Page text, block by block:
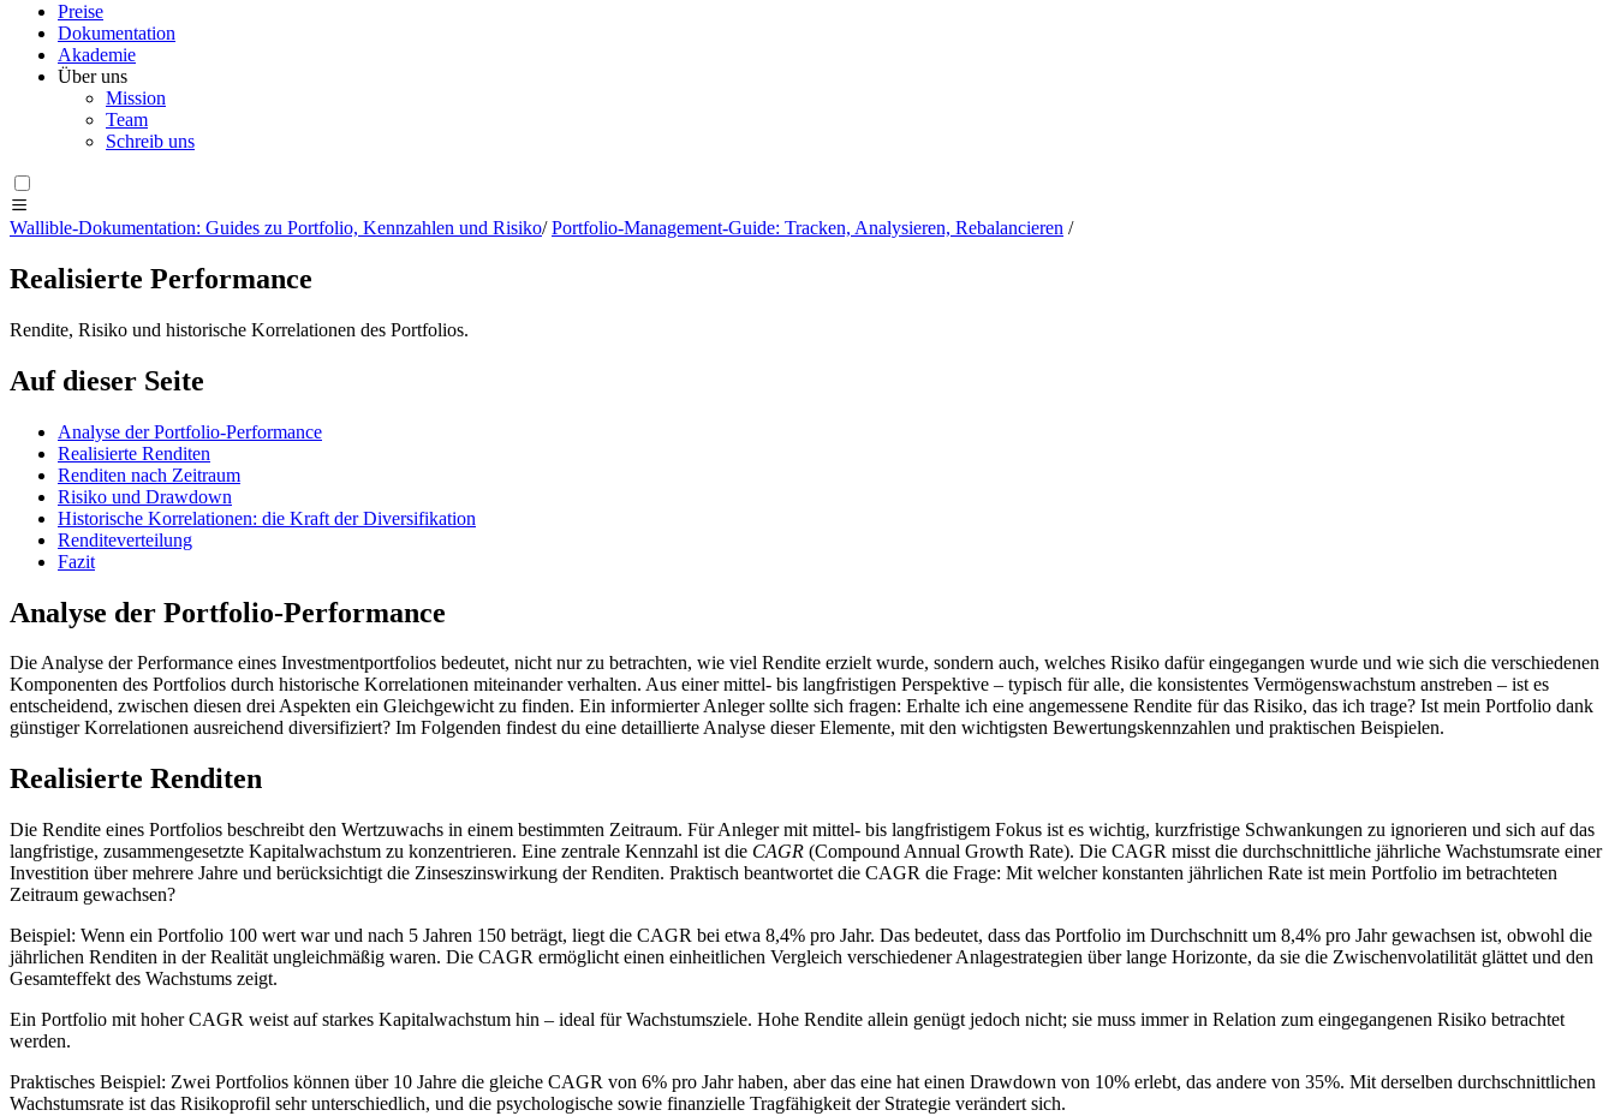
Preise
Dokumentation
Akademie
Über uns
Mission
Team
Schreib uns
Wallible-Dokumentation: Guides zu Portfolio, Kennzahlen und Risiko/ Portfolio-Management-Guide: Tracken, Analysieren, Rebalancieren /
Realisierte Performance
Rendite, Risiko und historische Korrelationen des Portfolios.
Auf dieser Seite
Analyse der Portfolio‑Performance
Realisierte Renditen
Renditen nach Zeitraum
Risiko und Drawdown
Historische Korrelationen: die Kraft der Diversifikation
Renditeverteilung
Fazit
Analyse der Portfolio‑Performance
Die Analyse der Performance eines Investmentportfolios bedeutet, nicht nur zu betrachten, wie viel Rendite erzielt wurde, sondern auch, welches Risiko dafür eingegangen wurde und wie sich die verschiedenen
Komponenten des Portfolios durch historische Korrelationen miteinander verhalten. Aus einer mittel‑ bis langfristigen Perspektive – typisch für alle, die konsistentes Vermögenswachstum anstreben – ist es
entscheidend, zwischen diesen drei Aspekten ein Gleichgewicht zu finden. Ein informierter Anleger sollte sich fragen: Erhalte ich eine angemessene Rendite für das Risiko, das ich trage? Ist mein Portfolio dank
günstiger Korrelationen ausreichend diversifiziert? Im Folgenden findest du eine detaillierte Analyse dieser Elemente, mit den wichtigsten Bewertungskennzahlen und praktischen Beispielen.
Realisierte Renditen
Die Rendite eines Portfolios beschreibt den Wertzuwachs in einem bestimmten Zeitraum. Für Anleger mit mittel‑ bis langfristigem Fokus ist es wichtig, kurzfristige Schwankungen zu ignorieren und sich auf das
langfristige, zusammengesetzte Kapitalwachstum zu konzentrieren. Eine zentrale Kennzahl ist die CAGR (Compound Annual Growth Rate). Die CAGR misst die durchschnittliche jährliche Wachstumsrate einer
Investition über mehrere Jahre und berücksichtigt die Zinseszinswirkung der Renditen. Praktisch beantwortet die CAGR die Frage: Mit welcher konstanten jährlichen Rate ist mein Portfolio im betrachteten
Zeitraum gewachsen?
Beispiel: Wenn ein Portfolio 100 wert war und nach 5 Jahren 150 beträgt, liegt die CAGR bei etwa 8,4% pro Jahr. Das bedeutet, dass das Portfolio im Durchschnitt um 8,4% pro Jahr gewachsen ist, obwohl die
jährlichen Renditen in der Realität ungleichmäßig waren. Die CAGR ermöglicht einen einheitlichen Vergleich verschiedener Anlagestrategien über lange Horizonte, da sie die Zwischenvolatilität glättet und den
Gesamteffekt des Wachstums zeigt.
Ein Portfolio mit hoher CAGR weist auf starkes Kapitalwachstum hin – ideal für Wachstumsziele. Hohe Rendite allein genügt jedoch nicht; sie muss immer in Relation zum eingegangenen Risiko betrachtet
werden.
Praktisches Beispiel: Zwei Portfolios können über 10 Jahre die gleiche CAGR von 6% pro Jahr haben, aber das eine hat einen Drawdown von 10% erlebt, das andere von 35%. Mit derselben durchschnittlichen
Wachstumsrate ist das Risikoprofil sehr unterschiedlich, und die psychologische sowie finanzielle Tragfähigkeit der Strategie verändert sich.